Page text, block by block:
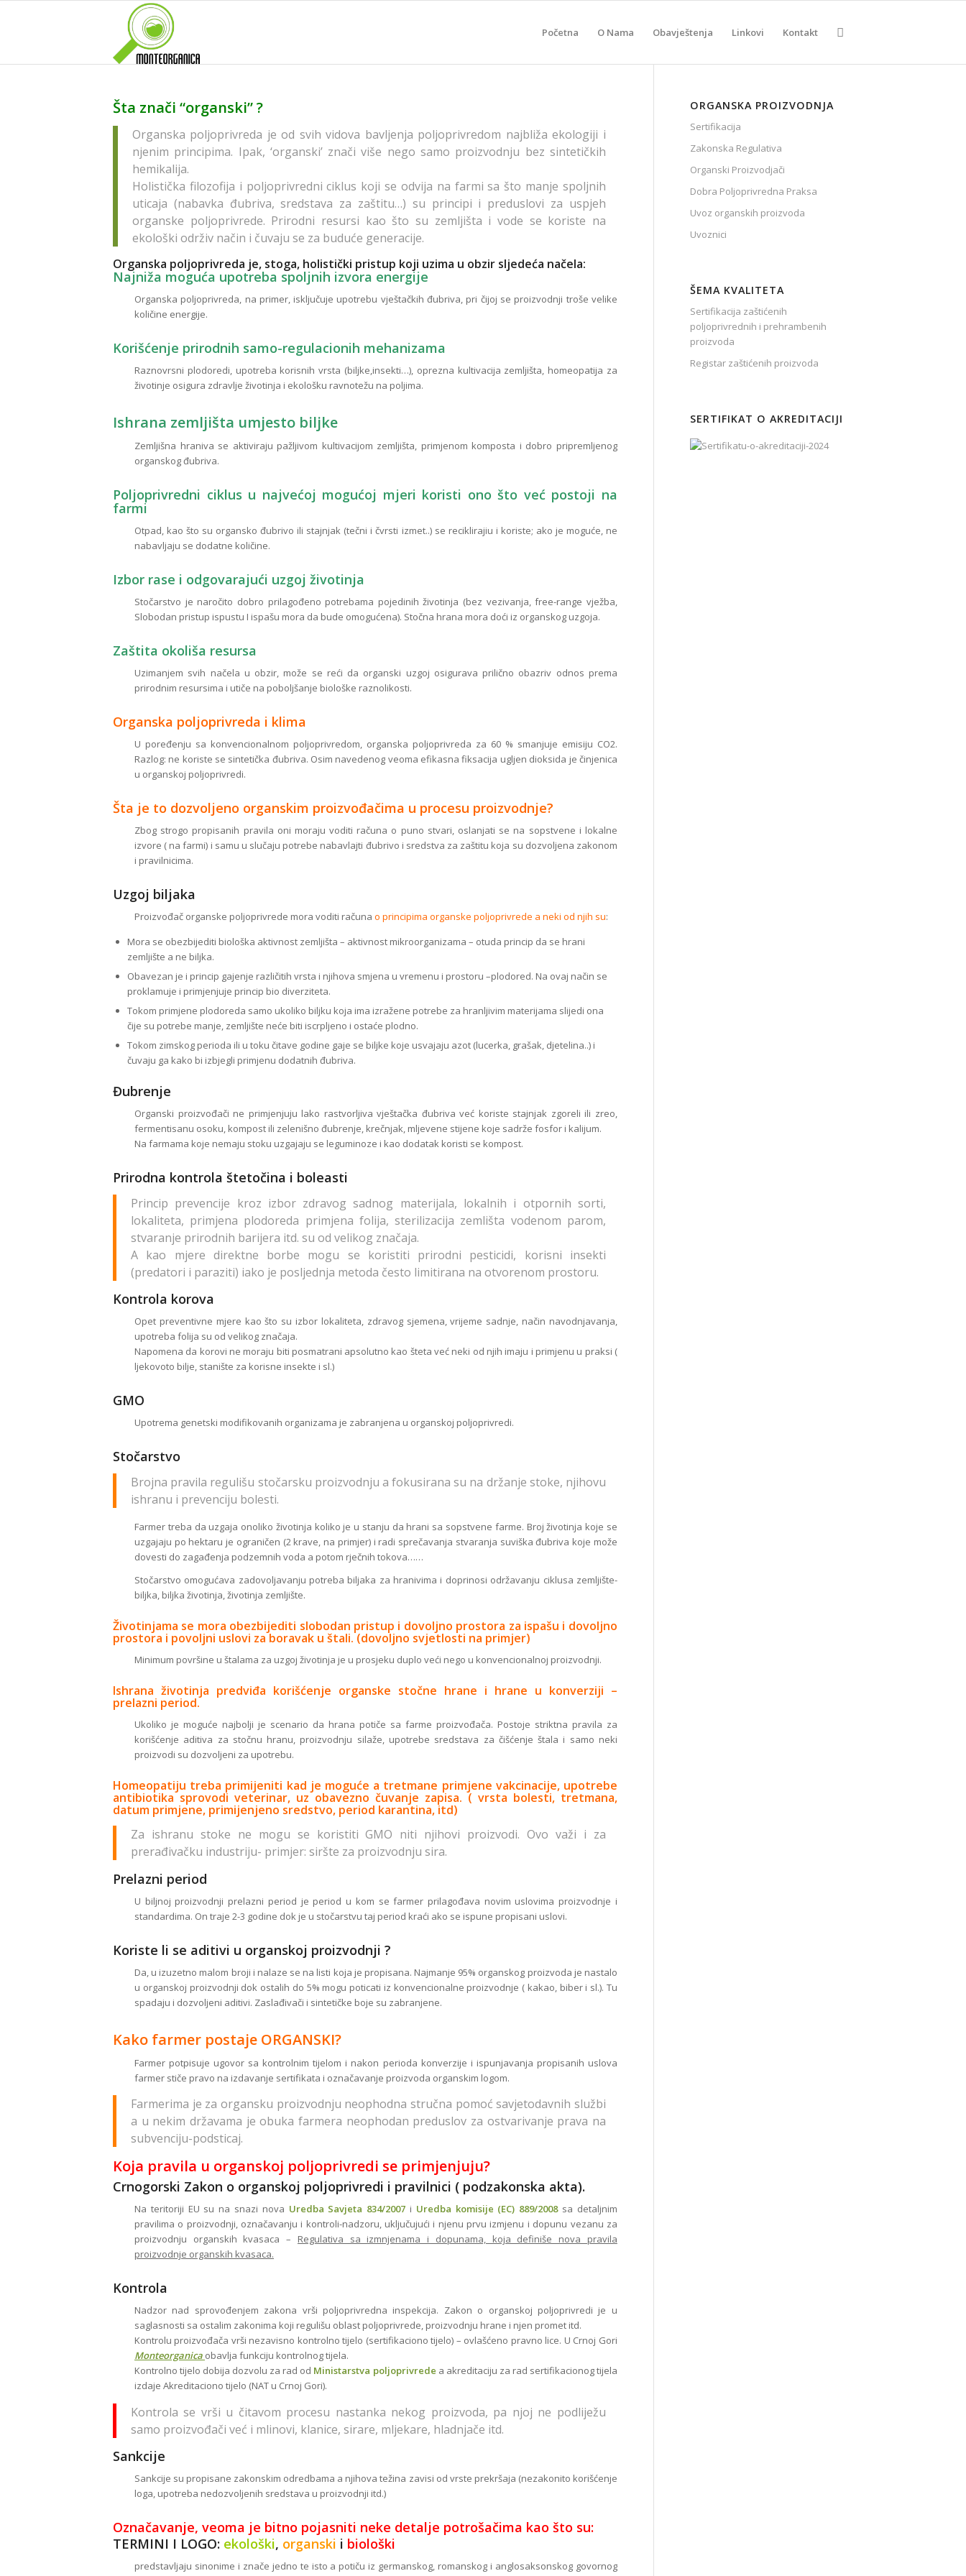
Početna O Nama Obavještenja Linkovi Kontakt
Šta znači “organski” ?
Organska poljoprivreda je od svih vidova bavljenja poljoprivredom najbliža ekologiji i
njenim principima. Ipak, ‘organski’ znači više nego samo proizvodnju bez sintetičkih
hemikalija.
Holistička filozofija i poljoprivredni ciklus koji se odvija na farmi sa što manje spoljnih
uticaja (nabavka đubriva, sredstava za zaštitu…) su principi i preduslovi za uspjeh
organske poljoprivrede. Prirodni resursi kao što su zemljišta i vode se koriste na
ekološki održiv način i čuvaju se za buduće generacije.
Organska poljoprivreda je, stoga, holistički pristup koji uzima u obzir sljedeća načela:
Najniža moguća upotreba spoljnih izvora energije
Organska poljoprivreda, na primer, isključuje upotrebu vještačkih đubriva, pri čijoj se proizvodnji troše velike
količine energije.
Korišćenje prirodnih samo-regulacionih mehanizama
Raznovrsni plodoredi, upotreba korisnih vrsta (biljke,insekti…), oprezna kultivacija zemljišta, homeopatija za
životinje osigura zdravlje životinja i ekološku ravnotežu na poljima.
Ishrana zemljišta umjesto biljke
Zemljišna hraniva se aktiviraju pažljivom kultivacijom zemljišta, primjenom komposta i dobro pripremljenog
organskog đubriva.
Poljoprivredni ciklus u najvećoj mogućoj mjeri koristi ono što već postoji na
farmi
Otpad, kao što su organsko đubrivo ili stajnjak (tečni i čvrsti izmet..) se reciklirajiu i koriste; ako je moguće, ne
nabavljaju se dodatne količine.
Izbor rase i odgovarajući uzgoj životinja
Stočarstvo je naročito dobro prilagođeno potrebama pojedinih životinja (bez vezivanja, free-range vježba,
Slobodan pristup ispustu I ispašu mora da bude omogućena). Stočna hrana mora doći iz organskog uzgoja.
Zaštita okoliša resursa
Uzimanjem svih načela u obzir, može se reći da organski uzgoj osigurava prilično obazriv odnos prema
prirodnim resursima i utiče na poboljšanje biološke raznolikosti.
Organska poljoprivreda i klima
U poređenju sa konvencionalnom poljoprivredom, organska poljoprivreda za 60 % smanjuje emisiju CO2.
Razlog: ne koriste se sintetička đubriva. Osim navedenog veoma efikasna fiksacija ugljen dioksida je činjenica
u organskoj poljoprivredi.
Šta je to dozvoljeno organskim proizvođačima u procesu proizvodnje?
Zbog strogo propisanih pravila oni moraju voditi računa o puno stvari, oslanjati se na sopstvene i lokalne
izvore ( na farmi) i samu u slučaju potrebe nabavlajti đubrivo i sredstva za zaštitu koja su dozvoljena zakonom
i pravilnicima.
Uzgoj biljaka
Proizvođač organske poljoprivrede mora voditi računa o principima organske poljoprivrede a neki od njih su:
Mora se obezbijediti biološka aktivnost zemljišta – aktivnost mikroorganizama – otuda princip da se hrani
zemljište a ne biljka.
Obavezan je i princip gajenje različitih vrsta i njihova smjena u vremenu i prostoru –plodored. Na ovaj način se
proklamuje i primjenjuje princip bio diverziteta.
Tokom primjene plodoreda samo ukoliko biljku koja ima izražene potrebe za hranljivim materijama slijedi ona
čije su potrebe manje, zemljište neće biti iscrpljeno i ostaće plodno.
Tokom zimskog perioda ili u toku čitave godine gaje se biljke koje usvajaju azot (lucerka, grašak, djetelina..) i
čuvaju ga kako bi izbjegli primjenu dodatnih đubriva.
Đubrenje
Organski proizvođači ne primjenjuju lako rastvorljiva vještačka đubriva već koriste stajnjak zgoreli ili zreo,
fermentisanu osoku, kompost ili zelenišno đubrenje, krečnjak, mljevene stijene koje sadrže fosfor i kalijum.
Na farmama koje nemaju stoku uzgajaju se leguminoze i kao dodatak koristi se kompost.
Prirodna kontrola štetočina i boleasti
Princip prevencije kroz izbor zdravog sadnog materijala, lokalnih i otpornih sorti,
lokaliteta, primjena plodoreda primjena folija, sterilizacija zemlišta vodenom parom,
stvaranje prirodnih barijera itd. su od velikog značaja.
A kao mjere direktne borbe mogu se koristiti prirodni pesticidi, korisni insekti
(predatori i paraziti) iako je posljednja metoda često limitirana na otvorenom prostoru.
Kontrola korova
Opet preventivne mjere kao što su izbor lokaliteta, zdravog sjemena, vrijeme sadnje, način navodnjavanja,
upotreba folija su od velikog značaja.
Napomena da korovi ne moraju biti posmatrani apsolutno kao šteta već neki od njih imaju i primjenu u praksi (
ljekovoto bilje, stanište za korisne insekte i sl.)
GMO
Upotrema genetski modifikovanih organizama je zabranjena u organskoj poljoprivredi.
Stočarstvo
Brojna pravila regulišu stočarsku proizvodnju a fokusirana su na držanje stoke, njihovu
ishranu i prevenciju bolesti.
Farmer treba da uzgaja onoliko životinja koliko je u stanju da hrani sa sopstvene farme. Broj životinja koje se
uzgajaju po hektaru je ograničen (2 krave, na primjer) i radi sprečavanja stvaranja suviška đubriva koje može
dovesti do zagađenja podzemnih voda a potom rječnih tokova……
Stočarstvo omogućava zadovoljavanju potreba biljaka za hranivima i doprinosi održavanju ciklusa zemljište-
biljka, biljka životinja, životinja zemljište.
Životinjama se mora obezbijediti slobodan pristup i dovoljno prostora za ispašu i dovoljno
prostora i povoljni uslovi za boravak u štali. (dovoljno svjetlosti na primjer)
Minimum površine u štalama za uzgoj životinja je u prosjeku duplo veći nego u konvencionalnoj proizvodnji.
Ishrana životinja predviđa korišćenje organske stočne hrane i hrane u konverziji –
prelazni period.
Ukoliko je moguće najbolji je scenario da hrana potiče sa farme proizvođača. Postoje striktna pravila za
korišćenje aditiva za stočnu hranu, proizvodnju silaže, upotrebe sredstava za čišćenje štala i samo neki
proizvodi su dozvoljeni za upotrebu.
Homeopatiju treba primijeniti kad je moguće a tretmane primjene vakcinacije, upotrebe
antibiotika sprovodi veterinar, uz obavezno čuvanje zapisa. ( vrsta bolesti, tretmana,
datum primjene, primijenjeno sredstvo, period karantina, itd)
Za ishranu stoke ne mogu se koristiti GMO niti njihovi proizvodi. Ovo važi i za
prerađivačku industriju- primjer: siršte za proizvodnju sira.
Prelazni period
U biljnoj proizvodnji prelazni period je period u kom se farmer prilagođava novim uslovima proizvodnje i
standardima. On traje 2-3 godine dok je u stočarstvu taj period kraći ako se ispune propisani uslovi.
Koriste li se aditivi u organskoj proizvodnji ?
Da, u izuzetno malom broji i nalaze se na listi koja je propisana. Najmanje 95% organskog proizvoda je nastalo
u organskoj proizvodnji dok ostalih do 5% mogu poticati iz konvencionalne proizvodnje ( kakao, biber i sl.). Tu
spadaju i dozvoljeni aditivi. Zaslađivači i sintetičke boje su zabranjene.
Kako farmer postaje ORGANSKI?
Farmer potpisuje ugovor sa kontrolnim tijelom i nakon perioda konverzije i ispunjavanja propisanih uslova
farmer stiče pravo na izdavanje sertifikata i označavanje proizvoda organskim logom.
Farmerima je za organsku proizvodnju neophodna stručna pomoć savjetodavnih službi
a u nekim državama je obuka farmera neophodan preduslov za ostvarivanje prava na
subvenciju-podsticaj.
Koja pravila u organskoj poljoprivredi se primjenjuju?
Crnogorski Zakon o organskoj poljoprivredi i pravilnici ( podzakonska akta).
Na teritoriji EU su na snazi nova Uredba Savjeta 834/2007 i Uredba komisije (EC) 889/2008sa detaljnim
pravilima o proizvodnji, označavanju i kontroli-nadzoru, uključujući i njenu prvu izmjenu i dopunu vezanu za
proizvodnju organskih kvasaca – Regulativa sa izmnjenama i dopunama, koja definiše nova pravila
proizvodnje organskih kvasaca.
Kontrola
Nadzor nad sprovođenjem zakona vrši poljoprivredna inspekcija. Zakon o organskoj poljoprivredi je u
saglasnosti sa ostalim zakonima koji regulišu oblast poljoprivrede, proizvodnju hrane i njen promet itd.
Kontrolu proizvođača vrši nezavisno kontrolno tijelo (sertifikaciono tijelo) – ovlašćeno pravno lice. U Crnoj Gori
Monteorganica obavlja funkciju kontrolnog tijela.
Kontrolno tijelo dobija dozvolu za rad od Ministarstva poljoprivrede a akreditaciju za rad sertifikacionog tijela
izdaje Akreditaciono tijelo (NAT u Crnoj Gori).
Kontrola se vrši u čitavom procesu nastanka nekog proizvoda, pa njoj ne podliježu
samo proizvođači već i mlinovi, klanice, sirare, mljekare, hladnjače itd.
Sankcije
Sankcije su propisane zakonskim odredbama a njihova težina zavisi od vrste prekršaja (nezakonito korišćenje
loga, upotreba nedozvoljenih sredstava u proizvodnji itd.)
Označavanje, veoma je bitno pojasniti neke detalje potrošačima kao što su:
TERMINI I LOGO: ekološki, organski i biološki
predstavljaju sinonime i znače jedno te isto a potiču iz germanskog, romanskog i anglosaksonskog govornog
ORGANSKA PROIZVODNJA
Sertifikacija
Zakonska Regulativa
Organski Proizvodjači
Dobra Poljoprivredna Praksa
Uvoz organskih proizvoda
Uvoznici
ŠEMA KVALITETA
Sertifikacija zaštićenih
poljoprivrednih i prehrambenih
proizvoda
Registar zaštićenih proizvoda
SERTIFIKAT O AKREDITACIJI